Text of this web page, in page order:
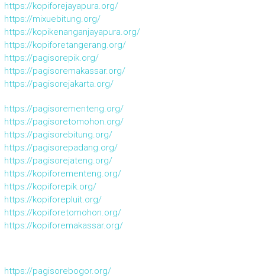
https://kopiforejayapura.org/
https://mixuebitung.org/
https://kopikenanganjayapura.org/
https://kopiforetangerang.org/
https://pagisorepik.org/
https://pagisoremakassar.org/
https://pagisorejakarta.org/
https://pagisorementeng.org/
https://pagisoretomohon.org/
https://pagisorebitung.org/
https://pagisorepadang.org/
https://pagisorejateng.org/
https://kopiforementeng.org/
https://kopiforepik.org/
https://kopiforepluit.org/
https://kopiforetomohon.org/
https://kopiforemakassar.org/
https://pagisorebogor.org/